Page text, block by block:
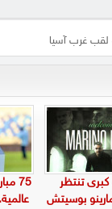
لقب غرب آسيا
تنتظر
بوسيتش
75